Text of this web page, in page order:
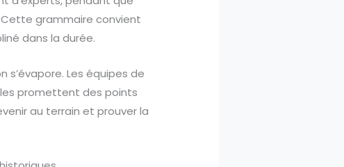
grammaire convient
dans la durée.
Les équipes de
promettent des points
au terrain et prouver la